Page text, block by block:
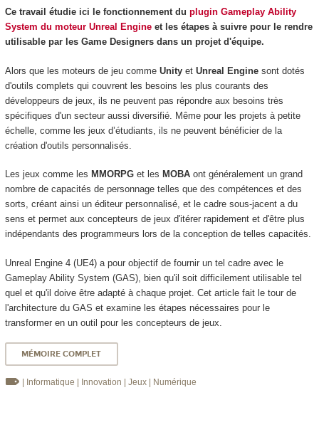
Ce travail étudie ici le fonctionnement du plugin Gameplay Ability
System du moteur Unreal Engineet les étapes à suivre pour le rendre
utilisable par les Game Designers dans un projet d'équipe.
Alors que les moteurs de jeu comme UnityetUnreal Enginesont dotés
d'outils complets qui couvrent les besoins les plus courants des
développeurs de jeux, ils ne peuvent pas répondre aux besoins très
spécifiques d'un secteur aussi diversifié. Même pour les projets à petite
échelle, comme les jeux d’étudiants, ils ne peuvent bénéficier de la
création d'outils personnalisés.
Les jeux comme les MMORPG et les MOBA ont généralement un grand
nombre de capacités de personnage telles que des compétences et des
sorts, créant ainsi un éditeur personnalisé, et le cadre sous-jacent a du
sens et permet aux concepteurs de jeux d'itérer rapidement et d'être plus
indépendants des programmeurs lors de la conception de telles capacités.
Unreal Engine 4 (UE4) a pour objectif de fournir un tel cadre avec le
Gameplay Ability System (GAS), bien qu'il soit difficilement utilisable tel
quel et qu'il doive être adapté à chaque projet. Cet article fait le tour de
l'architecture du GAS et examine les étapes nécessaires pour le
transformer en un outil pour les concepteurs de jeux.
MÉMOIRE COMPLET
| Informatique | Innovation | Jeux | Numérique